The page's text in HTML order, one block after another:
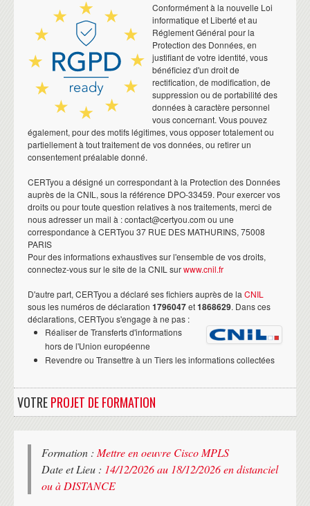
Conformément à la nouvelle Loi
informatique et Liberté et au
Réglement Général pour la
Protection des Données, en
justifiant de votre identité, vous
bénéficiez d'un droit de
rectification, de modification, de
suppression ou de portabilité des
données à caractère personnel
vous concernant. Vous pouvez
également, pour des motifs légitimes, vous opposer totalement ou
partiellement à tout traitement de vos données, ou retirer un
consentement préalable donné.
CERTyou a désigné un correspondant à la Protection des Données
auprès de la CNIL, sous la référence DPO-33459. Pour exercer vos
droits ou pour toute question relatives à nos traitements, merci de
nous adresser un mail à : contact@certyou.com ou une
correspondance à CERTyou 37 RUE DES MATHURINS, 75008
PARIS
Pour des informations exhaustives sur l'ensemble de vos droits,
connectez-vous sur le site de la CNIL surwww.cnil.fr
D'autre part, CERTyou a déclaré ses fichiers auprès de la CNIL
sous les numéros de déclaration 1796047et1868629. Dans ces
déclarations, CERTyou s'engage à ne pas :
Réaliser de Transferts d'informations
hors de l'Union européenne
Revendre ou Transettre à un Tiers les informations collectées
VOTREPROJET DE FORMATION
Formation : Mettre en oeuvre Cisco MPLS
Date et Lieu : 14/12/2026 au 18/12/2026 en distanciel
ou à DISTANCE